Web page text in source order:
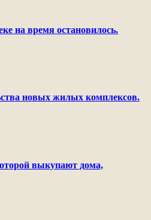
на время остановилось.
новых жилых комплексов.
выкупают дома,